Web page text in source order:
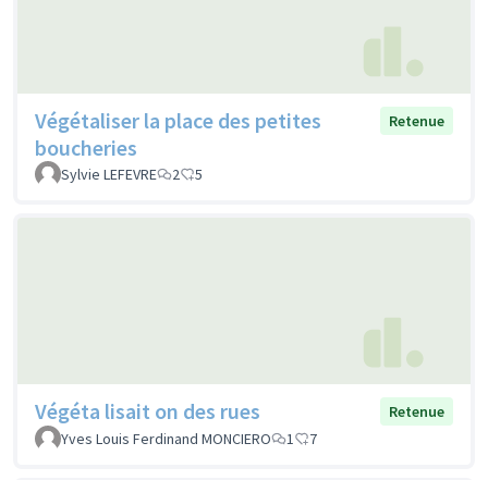
Végétaliser la place des petites
boucheries
Retenue
Sylvie LEFEVRE 2 5
Végéta lisait on des rues
Retenue
Yves Louis Ferdinand MONCIERO
1 7